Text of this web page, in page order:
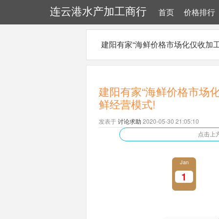
连云港水产加工商行 首页 价格排行
建阳有家“海鲜价格市场化仅收
建阳有家“海鲜价格市
鲜经营模式!
发表于讨论求助 2020-05-30 21:05:10
点击上
Jan
1